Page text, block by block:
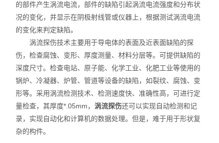
的部件产生涡流电流，部件的缺陷引起涡流电流强度和分布状
况的变化，并显示在阴极射线管或仪器上，根据测试涡流电流
的变化来判定缺陷。
涡流探伤技术主要用于导电体的表面及近表面缺陷的探
伤，检查腐蚀、变形、厚度测量、材料分层等。可提供缺陷的
深度尺寸。检查电站、原子能、化学工业、化肥工业等使用的
锅炉、冷凝器、炉管、管道等设备的缺陷，如裂纹、腐蚀、变
形等。采用涡流检测技术、检测速度快、准确性高，可进行定
量检查，其厚度*.05mm，涡流探伤还可以实现自动检测和记
录，实现自动化和计算机的数据处理。但是，难于用于形状复
杂的构件。